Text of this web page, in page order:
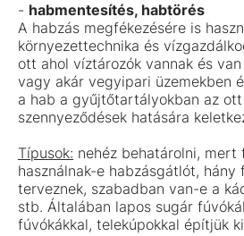
- habmentesítés, habtörés
A habzás megfékezésére is
környezettechnika és
ott ahol víztározók vannak és
vagy akár vegyipari üzemekben
a hab a gyűjtőtartályokban az
szennyeződések hatására
Típusok: nehéz behatárolni,
használnak-e habzásgátlót, hány
terveznek, szabadban van-e a
stb. Általában lapos sugár
fúvókákkal, telekúpokkal építjük